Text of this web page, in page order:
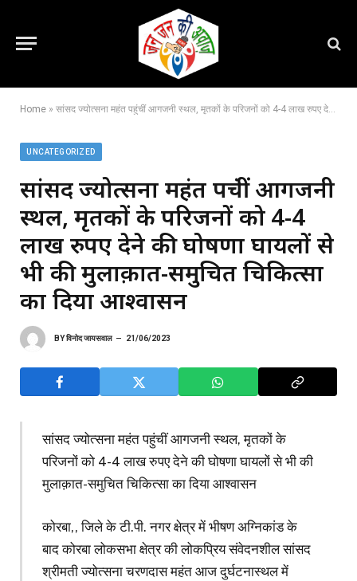
Home » सांसद ज्योत्सना महंत पहुंचीं आगजनी स्थल, मृतकों के परिजनों को 4-4 लाख रुपए देने की घोषणा घायलों से भी की मुलाक़ात-समुचित चिकित्सा का दिया आश्वासन
UNCATEGORIZED
सांसद ज्योत्सना महंत पहुंचीं आगजनी
स्थल, मृतकों के परिजनों को 4-4
लाख रुपए देने की घोषणा घायलों से
भी की मुलाक़ात-समुचित चिकित्सा
का दिया आश्वासन
BYविनोद जायसवाल 21/06/2023
सांसद ज्योत्सना महंत पहुंचीं आगजनी स्थल, मृतकों के
परिजनों को 4-4 लाख रुपए देने की घोषणा घायलों से भी की
मुलाक़ात-समुचित चिकित्सा का दिया आश्वासन
कोरबा,, जिले के टी.पी. नगर क्षेत्र में भीषण अग्निकांड के
बाद कोरबा लोकसभा क्षेत्र की लोकप्रिय संवेदनशील सांसद
श्रीमती ज्योत्सना चरणदास महंत आज दुर्घटनास्थल में